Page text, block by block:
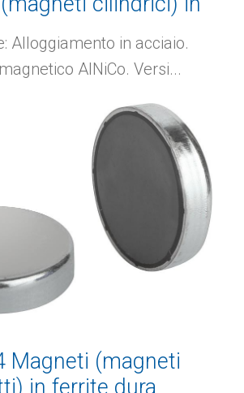
AlNiCo
Alloggiamento in acciaio.
AlNiCo. Versi...
Magneti (magneti
in ferrite dura